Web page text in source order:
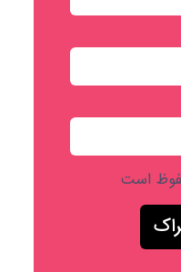
است